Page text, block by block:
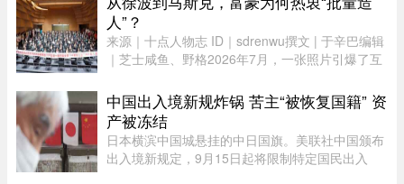
人”？
来源｜十点人物志 ID｜sdrenwu撰文 | 于辛巴编辑
｜芝士咸鱼、野格2026年7月，一张照片引爆了互
列。两边站着照顾他们的阿姨，前方拉着一条横
幅。照片由多益网络官方微博 ...
中国出入境新规炸锅 苦主“被恢复国籍” 资
产被冻结
日本横滨中国城悬挂的中日国旗。美联社中国颁布
出入境新规定，9月15日起将限制特定国民出入